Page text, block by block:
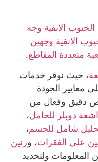
الانفية وجه
الانفية وجهين
ﻣﺘﻌﺪدة اﻟﻤﻘﺎﻃﻊ.
، حيث نوفر خدمات
معايير الجودة
دقيق وفعال من
اشعة دوبلر للحامل،
شامل للجسم،
علي الفقرات، ورنين
المعلومات ولتحديد